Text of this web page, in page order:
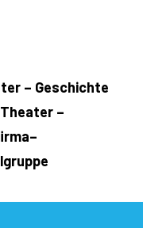
– Geschichte
–